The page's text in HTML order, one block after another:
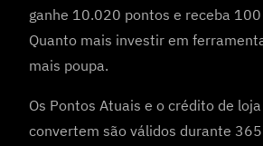
ganhe 10.020 pontos e receba
Quanto mais investir em
mais poupa.
Os Pontos Atuais e o crédito de
convertem são válidos durante